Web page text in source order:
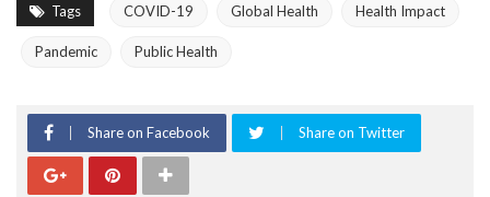
Tags COVID-19 Global Health Health Impact
Pandemic Public Health
Share on Facebook Share on Twitter